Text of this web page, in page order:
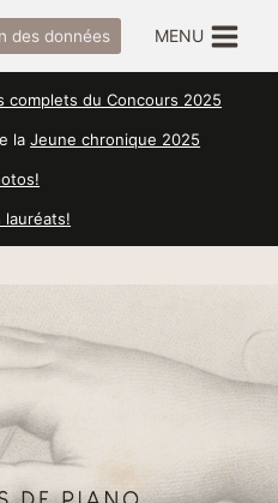
des données MENU
complets du Concours 2025
laJeune chronique 2025